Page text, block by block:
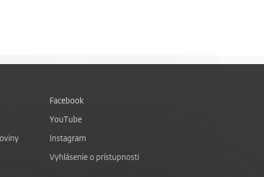
Facebook
YouTube
Instagram
Vyhlásenie o prístupnosti